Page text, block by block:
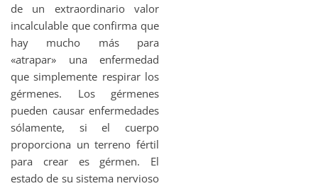
de un extraordinario valor
incalculable que confirma que
hay mucho más para
«atrapar» una enfermedad
que simplemente respirar los
gérmenes. Los gérmenes
pueden causar enfermedades
sólamente, si el cuerpo
proporciona un terreno fértil
para crear es gérmen. El
estado de su sistema nervioso